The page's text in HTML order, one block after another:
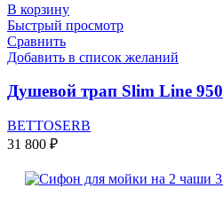
В корзину
Быстрый просмотр
Сравнить
Добавить в список желаний
Душевой трап Slim Line 950
BETTOSERB
31 800 ₽